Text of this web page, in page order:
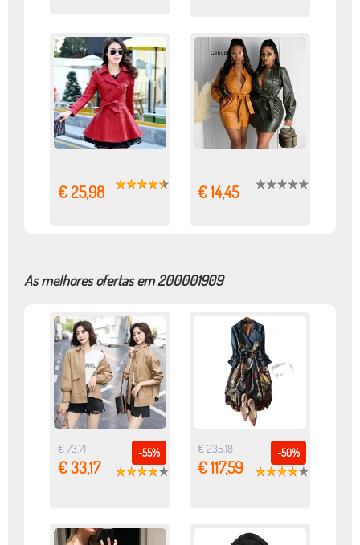
€ 25,98 € 14,45
As melhores ofertas em 200001909
-55%
€ 73,71
€ 33,17
-50%
€ 235,18
€ 117,59